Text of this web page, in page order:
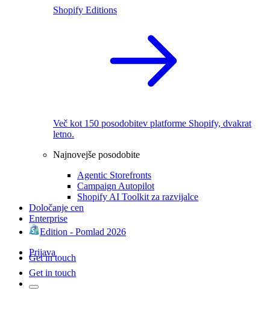
Shopify Editions
Več kot 150 posodobitev platforme Shopify, dvakrat
letno.
Najnovejše posodobite
Agentic Storefronts
Campaign Autopilot
Shopify AI Toolkit za razvijalce
Določanje cen
Enterprise
Edition - Pomlad 2026
Prijava
Get in touch
Get in touch